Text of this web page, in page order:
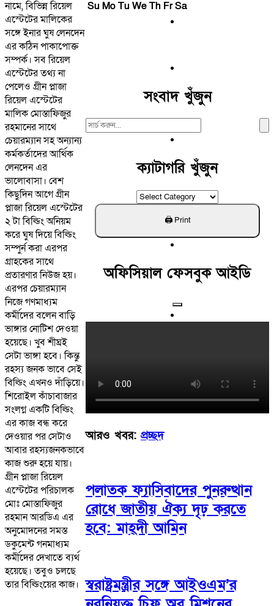
নামে, বিভিন্ন রিয়েল
এস্টেটের মালিকের
সঙ্গে ইনার ঘুষ লেনদেন
এর কঠিন পাকাপোক্ত
সম্পর্ক। সব রিয়েল
এস্টেটের তথ্য না
পেলেও গ্রীন প্লাজা
রিয়েল এস্টেটের
মালিক মোস্তাফিজুর
রহমানের সাথে
চেয়ারম্যান সহ অন্যান্য
কর্মকর্তাদের আর্থিক
লেনদেন এর
ভালোবাসা। বেশ
কিছুদিন আগে গ্রীন
প্লাজা রিয়েল এস্টেটের
২ টা বিল্ডিং অনিয়ম
করে ঘুষ দিয়ে বিল্ডিং
সম্পুর্ন করা এরপর
গ্রাহকের সাথে
প্রতারণার নিউজ হয়।
এরপর চেয়ারম্যান
নিজে গণমাধ্যম
কর্মীদের বলেন বাড়ি
ভাঙ্গার নোটিশ দেওয়া
হয়েছে। খুব শীঘ্রই
সেটা ভাঙ্গা হবে। কিন্তু
রহস্য জনক ভাবে সেই
বিল্ডিং এখনও দাঁড়িয়ে।
শিরোইল কাঁচাবাজার
সংলগ্ন একটি বিল্ডিং
এর কাজ বন্ধ করে
দেওয়ার পর সেটাও
আবার রহস্যজনকভাবে
কাজ শুরু হয়ে যায়।
গ্রীন প্লাজা রিয়েল
এস্টেটের পরিচালক
মোঃ মোস্তাফিজুর
রহমান আরডিএ এর
অনুমোদনের সমস্ত
ডকুমেন্ট গনমাধ্যম
কর্মীদের দেখাতে ব্যর্থ
হয়েছে। তবুও চলছে
তার বিল্ডিংয়ের কাজ।
Su MoTu WeTh FrSa
সংবাদ খুঁজুন
Search
ক্যাটাগরি খুঁজুন
ক্যাটাগরি
খুঁজুন
অফিসিয়াল ফেসবুক আইডি
আরও খবর: প্রচ্ছদ
পলাতক ফ্যাসিবাদের পুনরুত্থান
রোধে জাতীয় ঐক্য দৃঢ় করতে
হবে: মাহ্দী আমিন
স্বরাষ্ট্রমন্ত্রীর সঙ্গে আইওএম’র